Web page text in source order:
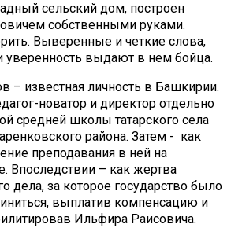
сельский дом, построен
собственными руками.
Выверенные и четкие слова,
уверенность выдают в нем бойца.
– известная личность в Башкирии.
новатор и директор отдельно
средней школы татарского села
района. Затем - как
преподавания в ней на
Впоследствии – как жертва
дела, за которое государство было
выплатив компенсацию и
Ильфира Раисовича.